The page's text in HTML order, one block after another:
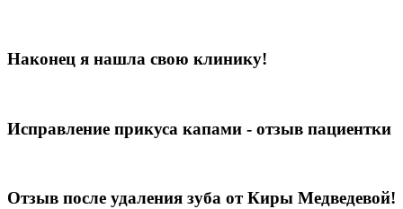
Наконец я нашла свою клинику!
Исправление прикуса капами - отзыв пациентки
Отзыв после удаления зуба от Киры Медведевой!